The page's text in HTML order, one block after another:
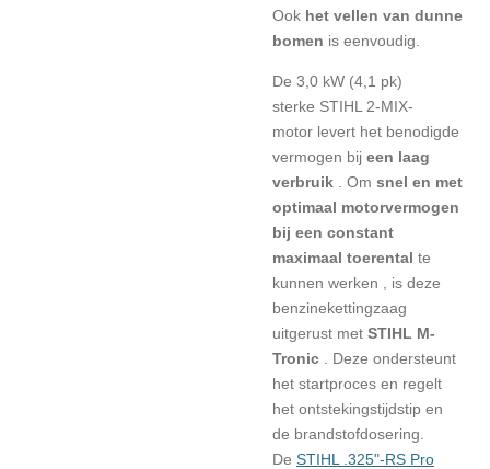
Ook het vellen van dunne
bomen is eenvoudig.
De 3,0 kW (4,1 pk)
sterke STIHL 2-MIX-
motor levert het benodigde
vermogen bij een laag
verbruik
. Om snel en met
optimaal motorvermogen
bij een constant
maximaal toerental te
kunnen werken , is deze
benzinekettingzaag
uitgerust met STIHL M-
Tronic
. Deze ondersteunt
het startproces en regelt
het ontstekingstijdstip en
de brandstofdosering.
De STIHL .325"-RS Pro